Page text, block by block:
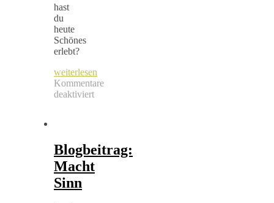
hast
du
heute
Schönes
erlebt?
weiterlesen
Kommentare
deaktiviert
Blogbeitrag:
Macht
Sinn